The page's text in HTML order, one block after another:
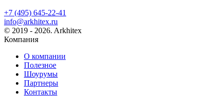
+7 (495) 645-22-41
info@arkhitex.ru
© 2019 - 2026. Arkhitex
Компания
О компании
Полезное
Шоурумы
Партнеры
Контакты